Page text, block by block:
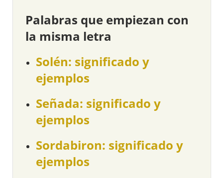
Palabras que empiezan con
la misma letra
Solén: significado y
ejemplos
Señada: significado y
ejemplos
Sordabiron: significado y
ejemplos